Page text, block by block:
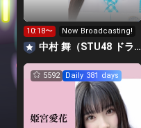
10:18〜 Now Broadcasting!
中村 舞（STU48 ドラフト3期生）
5592 Daily 381 days